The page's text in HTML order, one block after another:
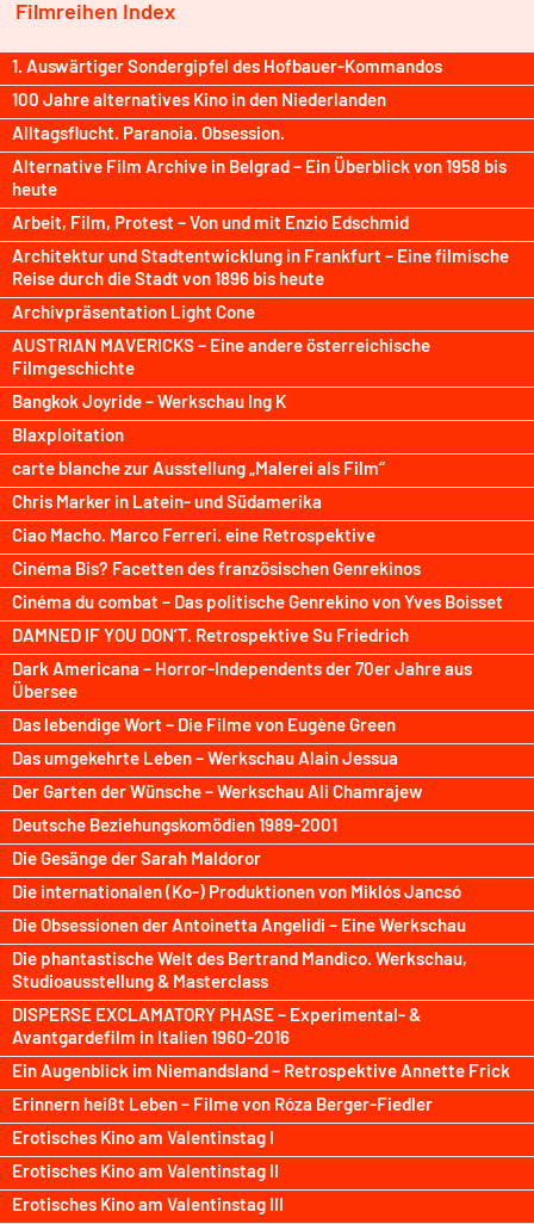
Filmreihen Index
1. Auswärtiger Sondergipfel des Hofbauer-Kommandos
100 Jahre alternatives Kino in den Niederlanden
Alltagsflucht. Paranoia. Obsession.
Alternative Film Archive in Belgrad – Ein Überblick von 1958 bis
heute
Arbeit, Film, Protest – Von und mit Enzio Edschmid
Architektur und Stadtentwicklung in Frankfurt – Eine filmische
Reise durch die Stadt von 1896 bis heute
Archivpräsentation Light Cone
AUSTRIAN MAVERICKS – Eine andere österreichische
Filmgeschichte
Bangkok Joyride – Werkschau Ing K
Blaxploitation
carte blanche zur Ausstellung „Malerei als Film“
Chris Marker in Latein- und Südamerika
Ciao Macho. Marco Ferreri. eine Retrospektive
Cinéma Bis? Facetten des französischen Genrekinos
Cinéma du combat – Das politische Genrekino von Yves Boisset
DAMNED IF YOU DON’T. Retrospektive Su Friedrich
Dark Americana – Horror-Independents der 70er Jahre aus
Übersee
Das lebendige Wort – Die Filme von Eugène Green
Das umgekehrte Leben – Werkschau Alain Jessua
Der Garten der Wünsche – Werkschau Ali Chamrajew
Deutsche Beziehungskomödien 1989-2001
Die Gesänge der Sarah Maldoror
Die internationalen (Ko-) Produktionen von Miklós Jancsó
Die Obsessionen der Antoinetta Angelidi – Eine Werkschau
Die phantastische Welt des Bertrand Mandico. Werkschau,
Studioausstellung & Masterclass
DISPERSE EXCLAMATORY PHASE – Experimental- &
Avantgardefilm in Italien 1960-2016
Ein Augenblick im Niemandsland – Retrospektive Annette Frick
Erinnern heißt Leben – Filme von Róza Berger-Fiedler
Erotisches Kino am Valentinstag I
Erotisches Kino am Valentinstag II
Erotisches Kino am Valentinstag III